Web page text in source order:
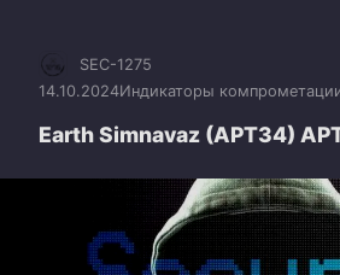
SEC-1275
14.10.2024Индикаторы
Earth Simnavaz (APT34)